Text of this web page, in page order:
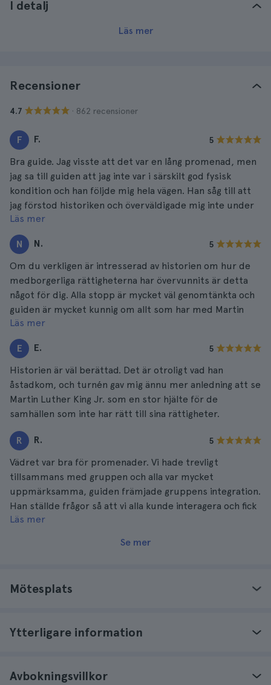
I detalj
Läs mer
Recensioner
4.7 · 862 recensioner
F F. 5
Bra guide. Jag visste att det var en lång promenad, men
jag sa till guiden att jag inte var i särskilt god fysisk
kondition och han följde mig hela vägen. Han såg till att
jag förstod historiken och överväldigade mig inte under
vandringen.
Läs mer
N N. 5
Om du verkligen är intresserad av historien om hur de
medborgerliga rättigheterna har övervunnits är detta
något för dig. Alla stopp är mycket väl genomtänkta och
guiden är mycket kunnig om allt som har med Martin
Luther King Jr. att göra.
Läs mer
E E. 5
Historien är väl berättad. Det är otroligt vad han
åstadkom, och turnén gav mig ännu mer anledning att se
Martin Luther King Jr. som en stor hjälte för de
samhällen som inte har rätt till sina rättigheter.
R R. 5
Vädret var bra för promenader. Vi hade trevligt
tillsammans med gruppen och alla var mycket
uppmärksamma, guiden främjade gruppens integration.
Han ställde frågor så att vi alla kunde interagera och fick
en mycket berikande upplevelse.
Läs mer
Se mer
Mötesplats
Ytterligare information
Avbokningsvillkor